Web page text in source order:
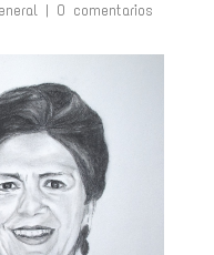
| 0 comentarios